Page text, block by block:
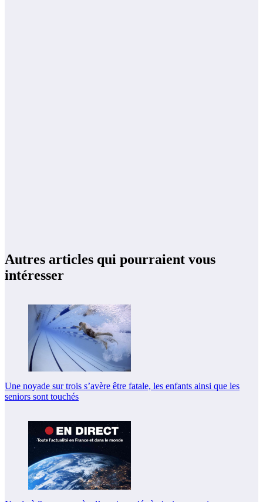
Autres articles qui pourraient vous
intéresser
Une noyade sur trois s’avère être fatale, les enfants ainsi que les
seniors sont touchés